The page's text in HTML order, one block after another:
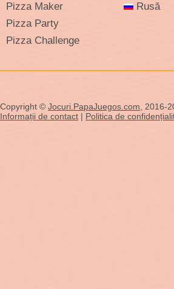
Pizza Maker
Pizza Party
Pizza Challenge
Rusă
Copyright © Jocuri.PapaJuegos.com , 2016-
Informații de contact | Politica de